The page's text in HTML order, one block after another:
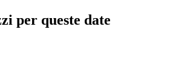
per queste date